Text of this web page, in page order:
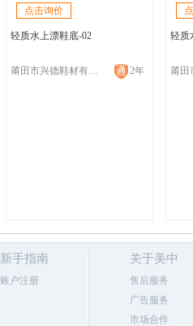
点击询价
轻质水上漂鞋底-02
莆田市兴德鞋材有限公司 2年
轻质
新手指南
账户注册
关于美中
售后服务
广告服务
市场合作